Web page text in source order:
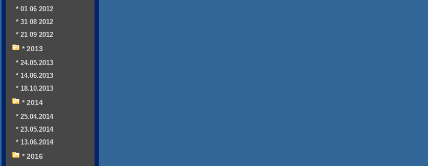
* 01 06 2012
* 31 08 2012
* 21 09 2012
* 2013
* 24.05.2013
* 14.06.2013
* 18.10.2013
* 2014
* 25.04.2014
* 23.05.2014
* 13.06.2014
* 2016